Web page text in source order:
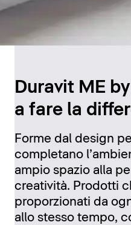
Duravit ME
a fare la
Forme dal design
completano
ampio spazio alla
creatività. Prodotti
proporzionati da
allo stesso tempo,